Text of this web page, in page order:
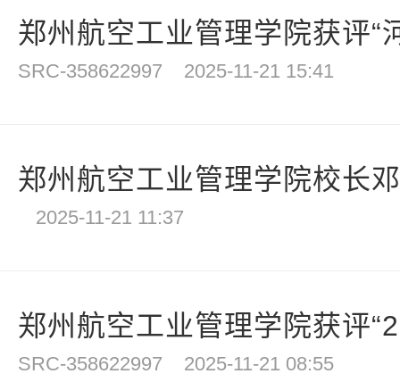
郑州航空工业管理学院获评“
SRC-358622997 2025-11-21 15:41
郑州航空工业管理学院校长
2025-11-21 11:37
郑州航空工业管理学院获评
SRC-358622997 2025-11-21 08:55